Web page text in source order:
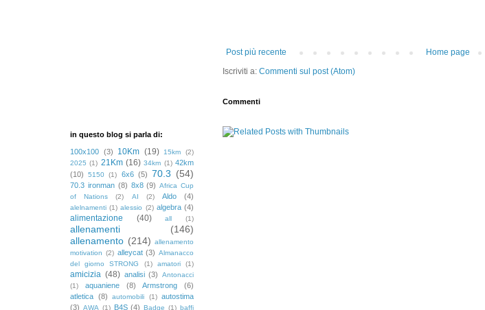
Post più recente
Home page
Iscriviti a: Commenti sul post (Atom)
Commenti
in questo blog si parla di:
100x100 (3) 10Km (19) 15km
(2)
2025 (1) 21Km (16) 34km (1) 42km
(10)
5150 (1) 6x6 (5) 70.3 (54)
70.3 ironman (8) 8x8 (9) Africa Cup
of Nations
(2) AI (2) Aldo (4)
alelnamenti (1) alessio (2) algebra (4)
alimentazione (40) all (1)
allenamenti
(146)
allenamento (214) allenamento
motivation (2) alleycat (3) Almanacco
del giorno STRONG
(1) amatori (1)
amicizia (48) analisi (3)
Antonacci
(1)
aquaniene (8) Armstrong
(6)
atletica (8) automobili (1) autostima
(3) AWA (1) B4S (4) Badge (1) baffi